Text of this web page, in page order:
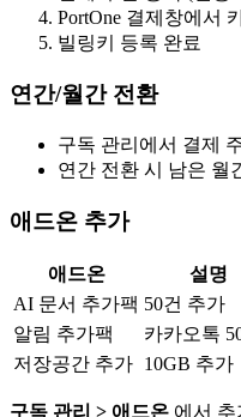
PortOne 결제창에서
빌링키 등록 완료
연간/월간 전환
구독 관리에서 결제
연간 전환 시 남은 월
애드온 추가
애드온 설명
AI 문서 추가팩 50건 추가
알림 추가팩
카카오톡
저장공간 추가 10GB 추가
구독 관리 > 애드온 에서